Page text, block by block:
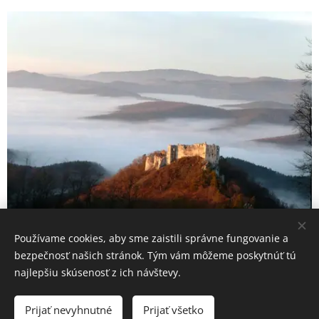
prírodné
atrakcie.
95641, Omastiná 51
Používame cookies, aby sme zaistili správne fungovanie a
bezpečnosť našich stránok. Tým vám môžeme poskytnúť tú
najlepšiu skúsenosť z ich návštevy.
Prijať nevyhnutné Prijať všetko